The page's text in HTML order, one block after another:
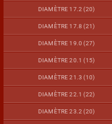
DIAMÈTRE 17.2 (20)
DIAMÈTRE 17.8 (21)
DIAMÈTRE 19.0 (27)
DIAMÈTRE 20.1 (15)
DIAMÈTRE 21.3 (10)
DIAMÈTRE 22.1 (22)
DIAMÈTRE 23.2 (20)